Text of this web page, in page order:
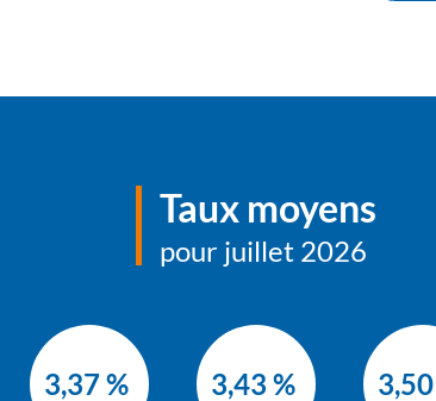
Taux moyens
pour juillet 2026
3,37 % 3,43 %